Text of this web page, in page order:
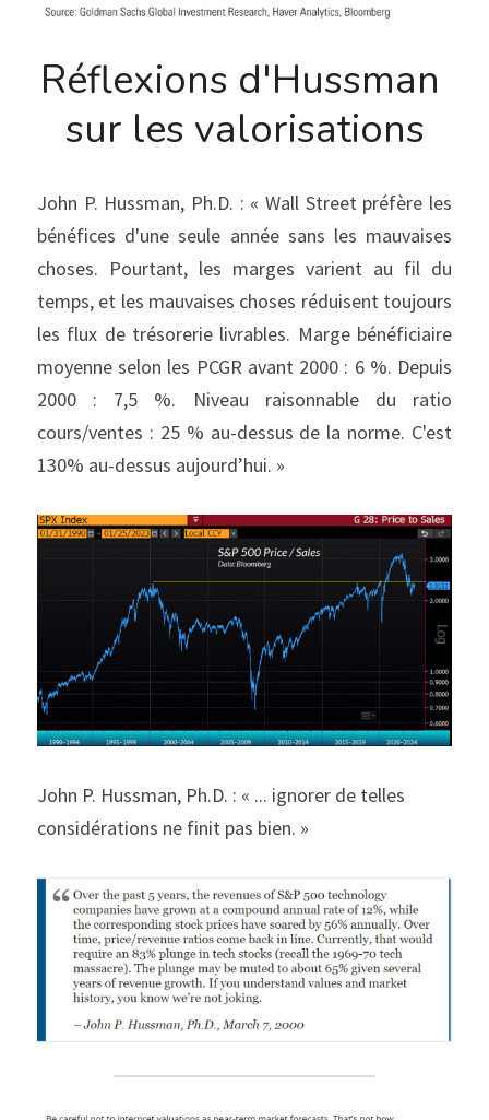
Réflexions d'Hussman
sur les valorisations
John P. Hussman, Ph.D. : « Wall Street préfère les
bénéfices d'une seule année sans les mauvaises
choses. Pourtant, les marges varient au fil du
temps, et les mauvaises choses réduisent toujours
les flux de trésorerie livrables. Marge bénéficiaire
moyenne selon les PCGR avant 2000 : 6 %. Depuis
2000 : 7,5 %. Niveau raisonnable du ratio
cours/ventes : 25 % au-dessus de la norme. C'est
130% au-dessus aujourd’hui. »
John P. Hussman, Ph.D. : « ... ignorer de telles
considérations ne finit pas bien. »